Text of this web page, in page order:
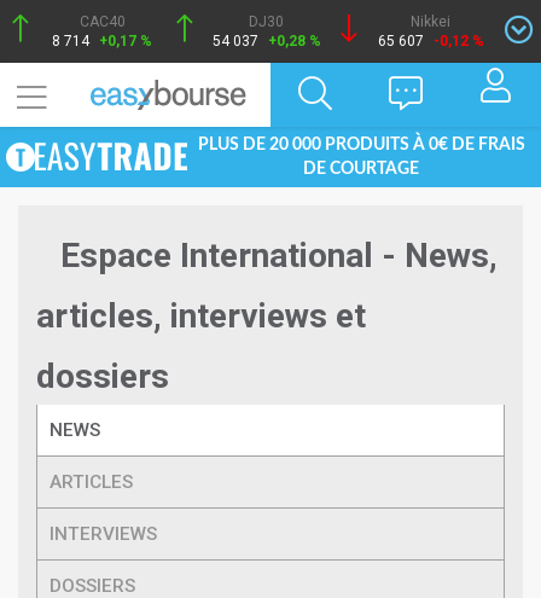
CAC40
8 714 +0,17 %
DJ30
54 037
+0,28 %
Nikkei
65 607
-0,12 %
PLUS DE 20 000 PRODUITS À 0€ DE FRAIS
DE COURTAGE
Espace International - News,
articles, interviews et
dossiers
NEWS
ARTICLES
INTERVIEWS
DOSSIERS